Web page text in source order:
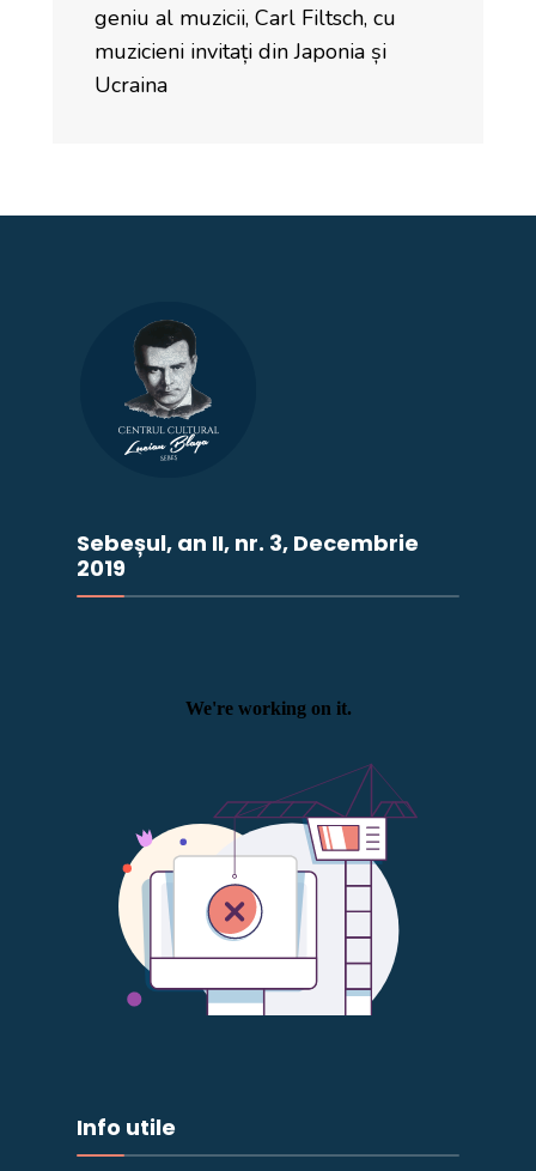
geniu al muzicii, Carl Filtsch, cu
muzicieni invitați din Japonia și
Ucraina
Sebeșul, an II, nr. 3, Decembrie
2019
Info utile